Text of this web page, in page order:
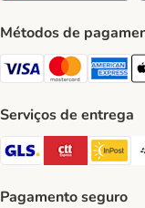
Métodos de
Visa Payment Method
Mastercard
Serviços de entrega
GLS Shipping
Pagamento seguro